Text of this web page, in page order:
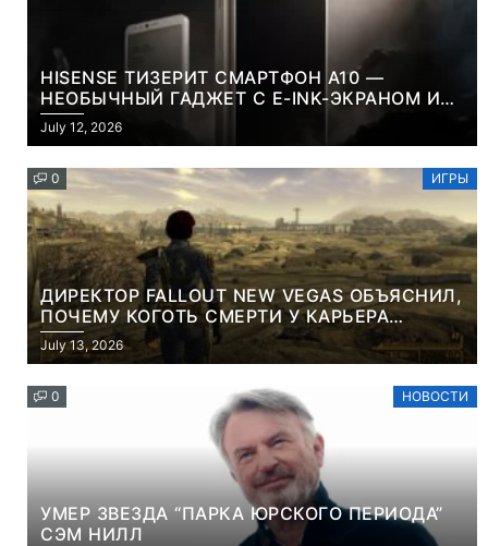
HISENSE ТИЗЕРИТ СМАРТФОН A10 —
НЕОБЫЧНЫЙ ГАДЖЕТ С E-INK-ЭКРАНОМ И
СЪЕМНОЙ LCD-ПАНЕЛЬЮ ДЛЯ ЦВЕТНОГО
КОНТЕНТА И СОЦСЕТЕЙ
July 12, 2026
0 ИГРЫ
ДИРЕКТОР FALLOUT NEW VEGAS ОБЪЯСНИЛ,
ПОЧЕМУ КОГОТЬ СМЕРТИ У КАРЬЕРА
НАМЕРЕННО СНОСИТ ВАМ ГОЛОВУ
July 13, 2026
0 НОВОСТИ
УМЕР ЗВЕЗДА “ПАРКА ЮРСКОГО ПЕРИОДА”
СЭМ НИЛЛ